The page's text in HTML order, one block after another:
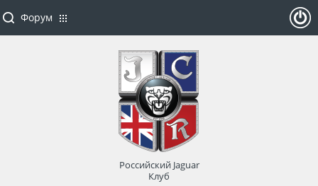
Форум
Российский Jaguar
Клуб